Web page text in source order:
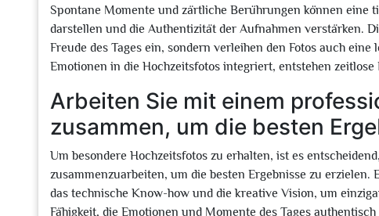
Spontane Momente und zärtliche Berührungen können eine
darstellen und die Authentizität der Aufnahmen verstärken.
Freude des Tages ein, sondern verleihen den Fotos auch
Emotionen in die Hochzeitsfotos integriert, entstehen
Arbeiten Sie mit einem
zusammen, um die besten
Um besondere Hochzeitsfotos zu erhalten, ist es
zusammenzuarbeiten, um die besten Ergebnisse zu
das technische Know-how und die kreative Vision, um
Fähigkeit, die Emotionen und Momente des Tages